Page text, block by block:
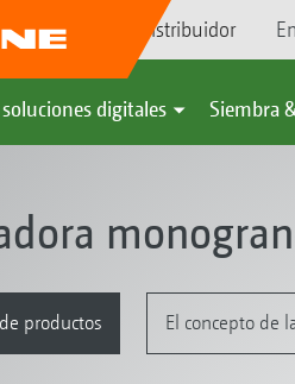
Búsqueda de distribuidor
digitales Siembra
productos El concepto de